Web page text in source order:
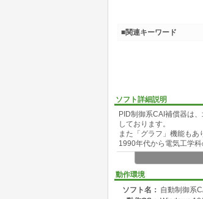
ソフト詳細説明
PID制御系CAI補償器は
しております。
また「グラフ」機能もあ
1990年代から電気工学科
動作環境
ソフト名： 自動制御系
■関連キーワード